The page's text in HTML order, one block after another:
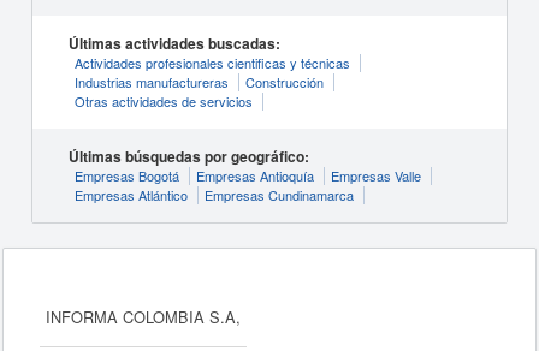
Últimas actividades buscadas:
Actividades profesionales cientificas y técnicas
Industrias manufactureras
Construcción
Otras actividades de servicios
Últimas búsquedas por geográfico:
Empresas Bogotá Empresas Antioquía
Empresas Valle
Empresas Atlántico
Empresas Cundinamarca
INFORMA COLOMBIA S.A,